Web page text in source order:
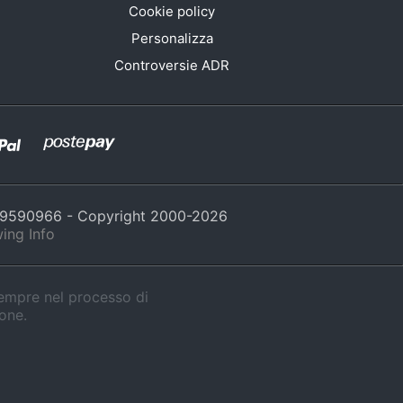
Cookie policy
Personalizza
Controversie ADR
- Copyright 2000-2026
Info
nel processo di